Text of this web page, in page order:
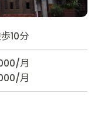
10分
月
月